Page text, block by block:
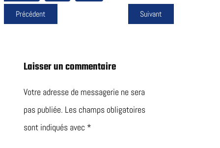
Précédent Suivant
Laisser un commentaire
Votre adresse de messagerie ne sera
pas publiée. Les champs obligatoires
sont indiqués avec *